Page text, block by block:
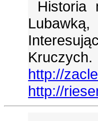
Historia
http://
http://